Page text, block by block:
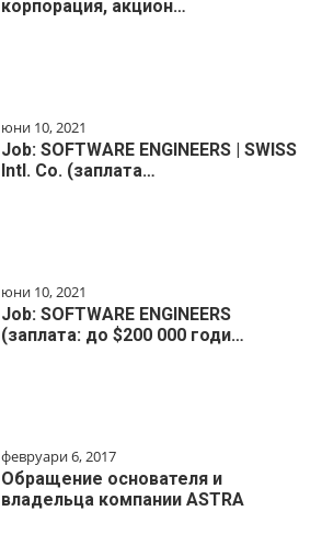
корпорация, акцион…
юни 10, 2021
Job: SOFTWARE ENGINEERS | SWISS
Intl. Co. (заплата…
юни 10, 2021
Job: SOFTWARE ENGINEERS
(заплата: до $200 000 годи…
февруари 6, 2017
Обращение основателя и
владельца компании ASTRA